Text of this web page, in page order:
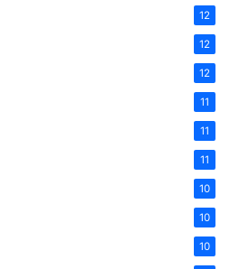
12
12
12
11
11
11
10
10
10